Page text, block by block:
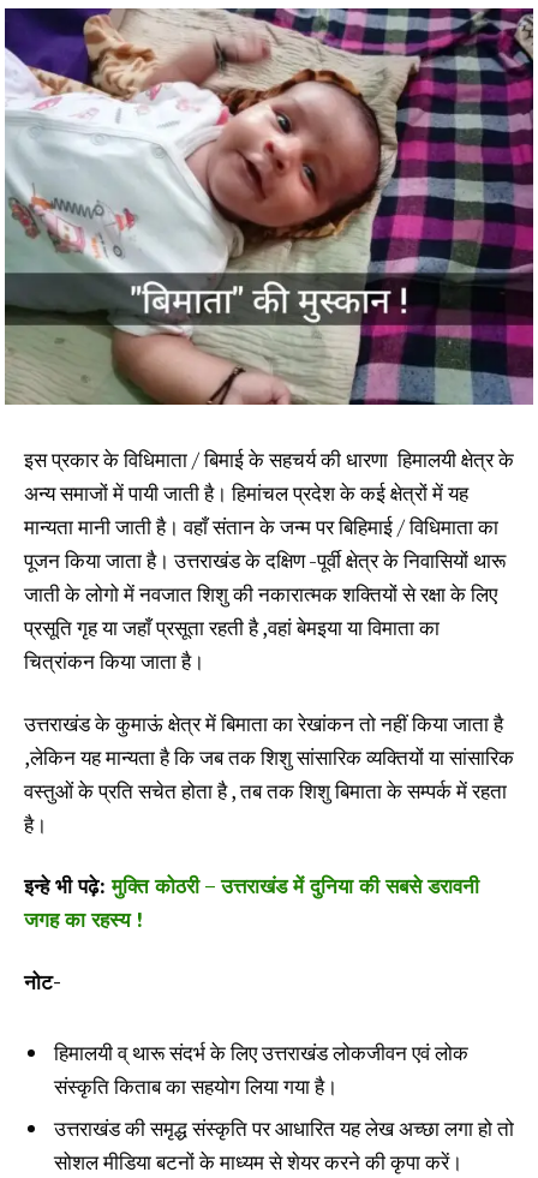
इस प्रकार के विधिमाता / बिमाई के सहचर्य की धारणा हिमालयी क्षेत्र के
अन्य समाजों में पायी जाती है। हिमांचल प्रदेश के कई क्षेत्रों में यह
मान्यता मानी जाती है। वहाँ संतान के जन्म पर बिहिमाई / विधिमाता का
पूजन किया जाता है। उत्तराखंड के दक्षिण -पूर्वी क्षेत्र के निवासियों थारू
जाती के लोगो में नवजात शिशु की नकारात्मक शक्तियों से रक्षा के लिए
प्रसूति गृह या जहाँ प्रसूता रहती है ,वहां बेमइया या विमाता का
चित्रांकन किया जाता है।
उत्तराखंड के कुमाऊं क्षेत्र में बिमाता का रेखांकन तो नहीं किया जाता है
,लेकिन यह मान्यता है कि जब तक शिशु सांसारिक व्यक्तियों या सांसारिक
वस्तुओं के प्रति सचेत होता है , तब तक शिशु बिमाता के सम्पर्क में रहता
है।
इन्हे भी पढ़े:मुक्ति कोठरी – उत्तराखंड में दुनिया की सबसे डरावनी
जगह का रहस्य !
नोट-
हिमालयी व् थारू संदर्भ के लिए उत्तराखंड लोकजीवन एवं लोक
संस्कृति किताब का सहयोग लिया गया है।
उत्तराखंड की समृद्ध संस्कृति पर आधारित यह लेख अच्छा लगा हो तो
सोशल मीडिया बटनों के माध्यम से शेयर करने की कृपा करें।